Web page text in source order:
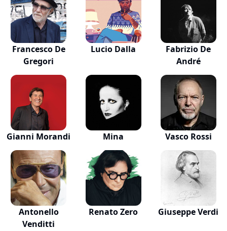
Francesco De
Gregori
Lucio Dalla
Fabrizio De
André
Gianni Morandi Mina Vasco Rossi
Antonello
Venditti
Renato Zero Giuseppe Verdi